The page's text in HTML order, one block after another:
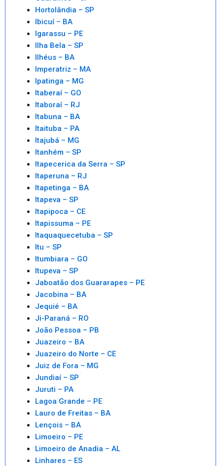
Hortolândia – SP
Ibicuí – BA
Igarassu – PE
Ilha Bela – SP
Ilhéus – BA
Imperatriz – MA
Ipatinga – MG
Itaberaí – GO
Itaboraí – RJ
Itabuna – BA
Itaituba – PA
Itajubá – MG
Itanhém – SP
Itapecerica da Serra – SP
Itaperuna – RJ
Itapetinga – BA
Itapeva – SP
Itapipoca – CE
Itapissuma – PE
Itaquaquecetuba – SP
Itu – SP
Itumbiara – GO
Itupeva – SP
Jaboatão dos Guararapes – PE
Jacobina – BA
Jequié – BA
Ji-Paraná – RO
João Pessoa – PB
Juazeiro – BA
Juazeiro do Norte – CE
Juiz de Fora – MG
Jundiaí – SP
Juruti – PA
Lagoa Grande – PE
Lauro de Freitas – BA
Lençois – BA
Limoeiro – PE
Limoeiro de Anadia – AL
Linhares – ES